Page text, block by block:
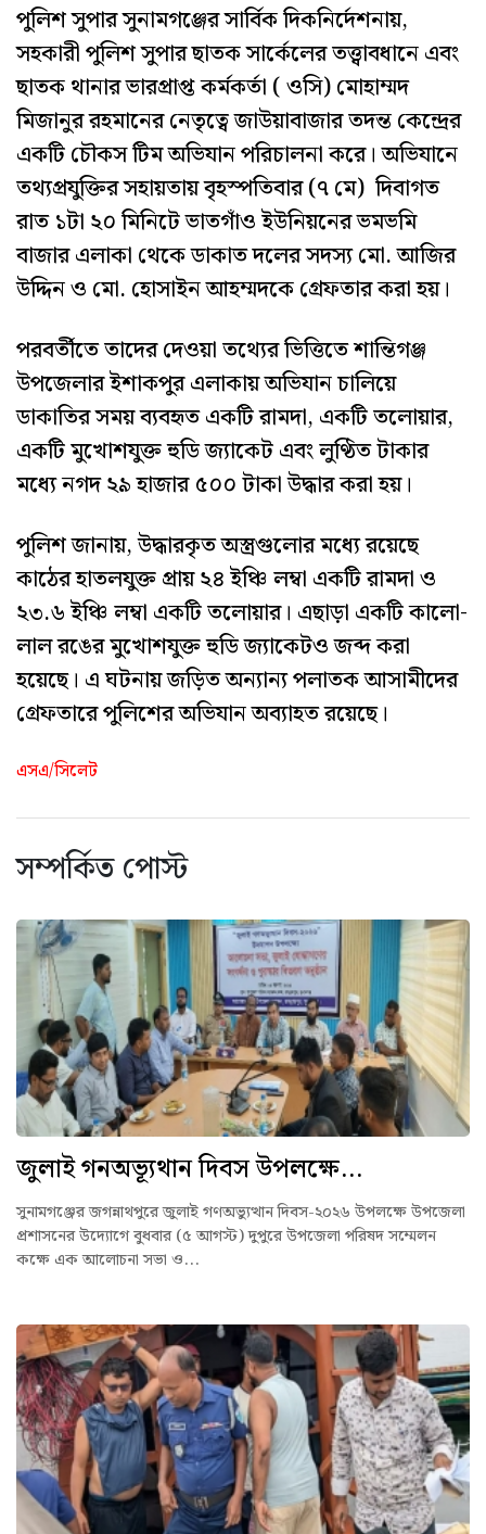
পুলিশ সুপার সুনামগঞ্জের সার্বিক দিকনির্দেশনায়,
সহকারী পুলিশ সুপার ছাতক সার্কেলের তত্ত্বাবধানে এবং
ছাতক থানার ভারপ্রাপ্ত কর্মকর্তা ( ওসি) মোহাম্মদ
মিজানুর রহমানের নেতৃত্বে জাউয়াবাজার তদন্ত কেন্দ্রের
একটি চৌকস টিম অভিযান পরিচালনা করে। অভিযানে
তথ্যপ্রযুক্তির সহায়তায় বৃহস্পতিবার (৭ মে) দিবাগত
রাত ১টা ২০ মিনিটে ভাতগাঁও ইউনিয়নের ভমভমি
বাজার এলাকা থেকে ডাকাত দলের সদস্য মো. আজির
উদ্দিন ও মো. হোসাইন আহম্মদকে গ্রেফতার করা হয়।
পরবর্তীতে তাদের দেওয়া তথ্যের ভিত্তিতে শান্তিগঞ্জ
উপজেলার ইশাকপুর এলাকায় অভিযান চালিয়ে
ডাকাতির সময় ব্যবহৃত একটি রামদা, একটি তলোয়ার,
একটি মুখোশযুক্ত হুডি জ্যাকেট এবং লুণ্ঠিত টাকার
মধ্যে নগদ ২৯ হাজার ৫০০ টাকা উদ্ধার করা হয়।
পুলিশ জানায়, উদ্ধারকৃত অস্ত্রগুলোর মধ্যে রয়েছে
কাঠের হাতলযুক্ত প্রায় ২৪ ইঞ্চি লম্বা একটি রামদা ও
২৩.৬ ইঞ্চি লম্বা একটি তলোয়ার। এছাড়া একটি কালো-
লাল রঙের মুখোশযুক্ত হুডি জ্যাকেটও জব্দ করা
হয়েছে। এ ঘটনায় জড়িত অন্যান্য পলাতক আসামীদের
গ্রেফতারে পুলিশের অভিযান অব্যাহত রয়েছে।
এসএ/সিলেট
সম্পর্কিত পোস্ট
জুলাই গনঅভ্যূথান দিবস উপলক্ষে...
সুনামগঞ্জের জগন্নাথপুরে জুলাই গণঅভ্যুত্থান দিবস-২০২৬ উপলক্ষে উপজেলা
প্রশাসনের উদ্যোগে বুধবার (৫ আগস্ট) দুপুরে উপজেলা পরিষদ সম্মেলন
কক্ষে এক আলোচনা সভা ও...